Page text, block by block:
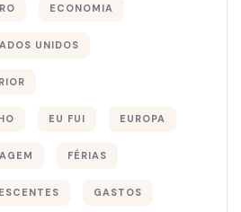
ECONOMIA
UNIDOS
EU FUI EUROPA
FÉRIAS
GASTOS